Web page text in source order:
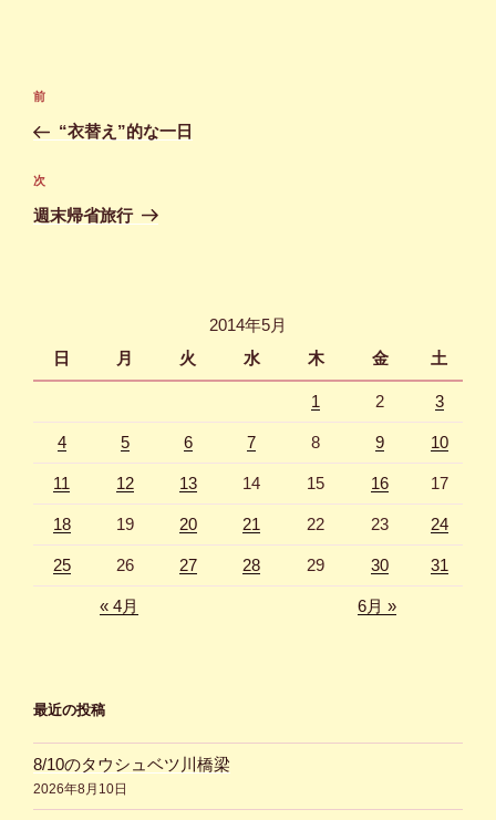
投
ナ
ビ
ゲ
前
の
稿
前
“衣替え”的な一日
次
の
次
週末帰省旅行
2014年5月
日
月 火 水 木 金 土
1 2 3
4 5 6 7 8 9 10
11 12 13 14 15 16 17
18 19 20 21 22 23 24
25 26 27 28 29 30 31
« 4月 6月 »
最近の投稿
8/10のタウシュベツ川橋梁
2026年8月10日